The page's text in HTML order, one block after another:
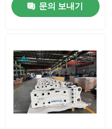
문의 보내기